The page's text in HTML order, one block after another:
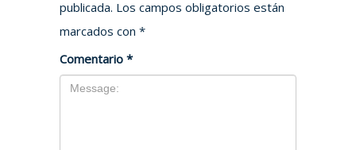
publicada. Los campos obligatorios están
marcados con *
Comentario *